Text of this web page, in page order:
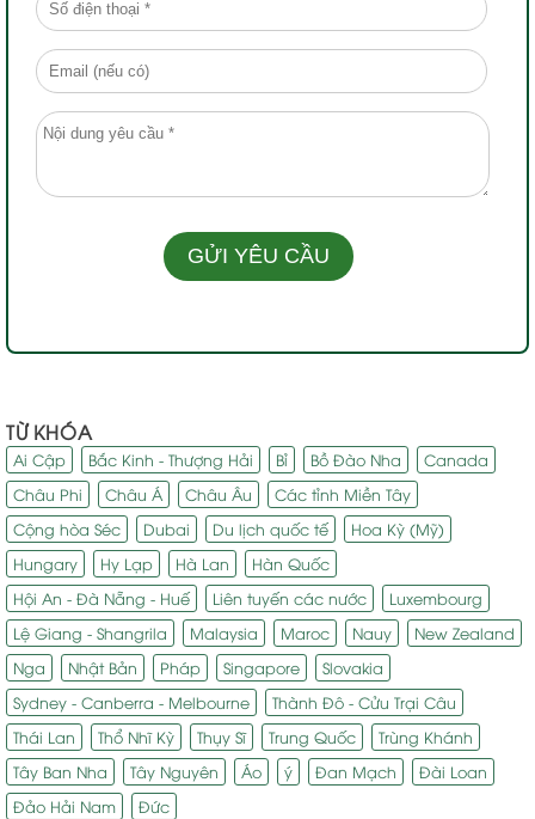
TỪ KHÓA
Ai Cập Bắc Kinh - Thượng Hải Bỉ Bồ Đào Nha
Canada
Châu Phi
Châu Á Châu Âu
Các tỉnh Miền Tây
Cộng hòa Séc
Dubai Du lịch quốc tế
Hoa Kỳ (Mỹ)
Hungary
Hy Lạp Hà Lan
Hàn Quốc
Hội An - Đà Nẵng - Huế
Liên tuyến các nước
Luxembourg
Lệ Giang - Shangrila
Malaysia Maroc Nauy
New Zealand
Nga
Nhật Bản Pháp Singapore
Slovakia
Sydney - Canberra - Melbourne
Thành Đô - Cửu Trại Câu
Thái Lan
Thổ Nhĩ Kỳ Thụy Sĩ Trung Quốc
Trùng Khánh
Tây Ban Nha
Tây Nguyên Áo ý Đan Mạch
Đài Loan
Đảo Hải Nam
Đức